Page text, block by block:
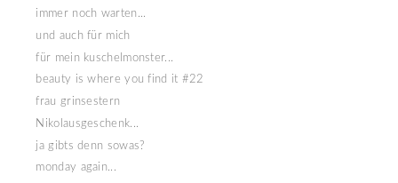
immer noch warten...
und auch für mich
für mein kuschelmonster...
beauty is where you find it #22
frau grinsestern
Nikolausgeschenk...
ja gibts denn sowas?
monday again...